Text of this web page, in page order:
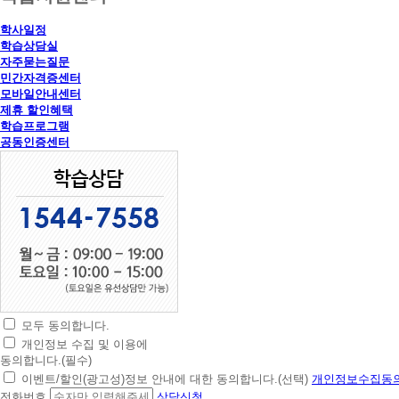
학사일정
학습상담실
자주묻는질문
민간자격증센터
모바일안내센터
제휴 할인혜택
학습프로그램
공동인증센터
초
간
편
상
모두 동의합니다.
개인정보 수집 및 이용에
동의합니다.(필수)
이벤트/할인(광고성)정보 안내에 대한 동의합니다.(선택) 개인정보수집동